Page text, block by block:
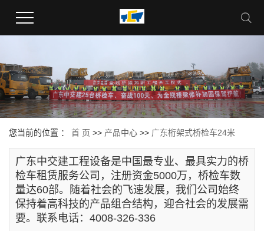
您当前的位置 ： 首 页 >> 产品中心 >> 广东桁架式桥检车24米
广东中交建工程设备是中国最专业、最具实力的桥
检车租赁服务公司，注册资金5000万，桥检车数
量达60部。随着社会的飞速发展，我们公司始终
保持着高科技的产品组合结构，迎合社会的发展需
要。联系电话：4008-326-336